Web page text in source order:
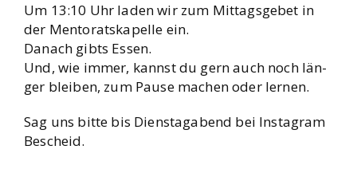
Um 13:10 Uhr laden wir zum Mit­tags­ge­bet in
der Men­to­rats­ka­pel­le ein.
Danach gibts Essen.
Und, wie immer, kannst du gern auch noch län­
ger blei­ben, zum Pau­se machen oder ler­nen.
Sag uns bit­te bis Diens­tag­abend bei Insta­gram
Bescheid.